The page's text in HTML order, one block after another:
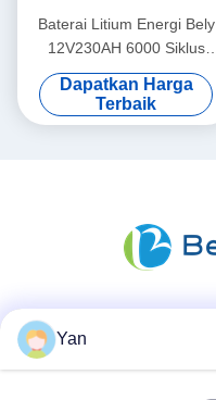
Baterai Litium Energi Bely
12V230AH 6000 Siklus
Untuk Kendaraan Listrik
Kelautan, Camper
Dapatkan Harga
Terbaik
Yan